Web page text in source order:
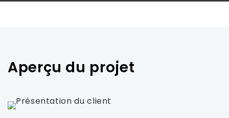
Aperçu du projet